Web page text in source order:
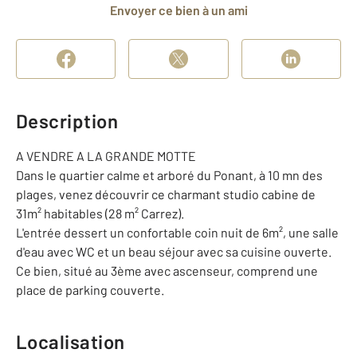
Envoyer ce bien à un ami
Description
A VENDRE A LA GRANDE MOTTE
Dans le quartier calme et arboré du Ponant, à 10 mn des
plages, venez découvrir ce charmant studio cabine de
31m² habitables (28 m² Carrez).
L'entrée dessert un confortable coin nuit de 6m², une salle
d'eau avec WC et un beau séjour avec sa cuisine ouverte.
Ce bien, situé au 3ème avec ascenseur, comprend une
place de parking couverte.
Localisation